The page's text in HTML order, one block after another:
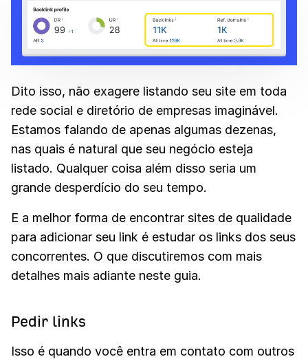
Dito isso, não exagere listando seu site em toda
rede social e diretório de empresas imaginável.
Estamos falando de apenas algumas dezenas,
nas quais é natural que seu negócio esteja
listado. Qualquer coisa além disso seria um
grande desperdício do seu tempo.
E a melhor forma de encontrar sites de qualidade
para adicionar seu link é estudar os links dos seus
concorrentes. O que discutiremos com mais
detalhes mais adiante neste guia.
Pedir links
Isso é quando você entra em contato com outros